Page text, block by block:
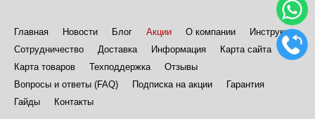
Главная Новости Блог Акции О компании
Инструкции
Сотрудничество
Доставка Информация
Карта сайта
Карта товаров
Техподдержка
Отзывы
Вопросы и ответы (FAQ)
Подписка на акции
Гарантия
Гайды
Контакты